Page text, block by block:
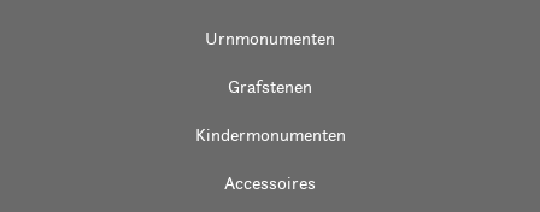
Urnmonumenten
Grafstenen
Kindermonumenten
Accessoires